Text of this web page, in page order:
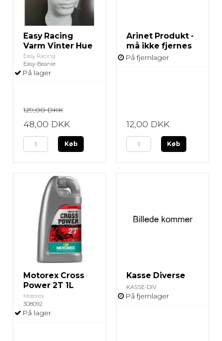
Easy Racing
Varm Vinter Hue
Easy Racing
Easy-Beanie
På lager
129,00 DKK
48,00 DKK
Køb
Arinet Produkt -
må ikke fjernes
På fjernlager
12,00 DKK
Køb
Motorex Cross
Power 2T 1L
Motorex
308092
På lager
Kasse Diverse
KASSE-DIV
På fjernlager